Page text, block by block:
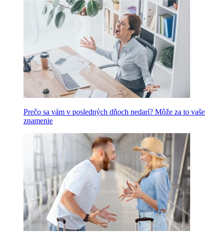
Prečo sa vám v posledných dňoch nedarí? Môže za to vaše
znamenie